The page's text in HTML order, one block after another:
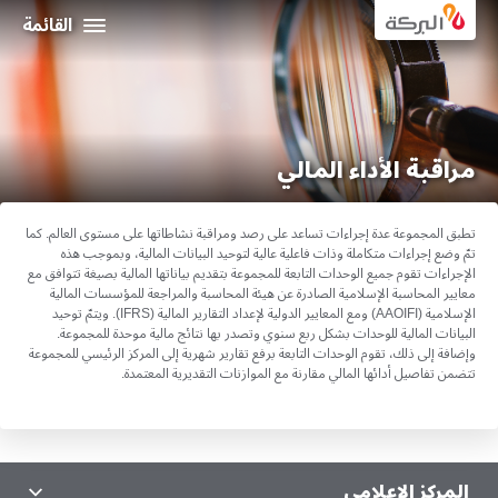
Al Baraka
القائمة
عن البركة
علاقات المستثمرين
التمويلات الاجتماعية و المستدامة
الحوكمة الإدارية
المركز الاعلامي
بيانات الإتصال
مراقبة الأداء المالي
تطبق المجموعة عدة إجراءات تساعد على رصد ومراقبة نشاطاتها على مستوى العالم. كما
تمّ وضع إجراءات متكاملة وذات فاعلية عالية لتوحيد البيانات المالية، وبموجب هذه
الإجراءات تقوم جميع الوحدات التابعة للمجموعة بتقديم بياناتها المالية بصيغة تتوافق مع
معايير المحاسبة الإسلامية الصادرة عن هيئة المحاسبة والمراجعة للمؤسسات المالية
الإسلامية (AAOIFI) ومع المعايير الدولية لإعداد التقارير المالية ( .(IFRS ويتمّ توحيد
البيانات المالية للوحدات بشكل ربع سنوي وتصدر بها نتائج مالية موحدة للمجموعة.
وإضافة إلى ذلك، تقوم الوحدات التابعة برفع تقارير شهرية إلى المركز الرئيسي للمجموعة
تتضمن تفاصيل أدائها المالي مقارنة مع الموازنات التقديرية المعتمدة.